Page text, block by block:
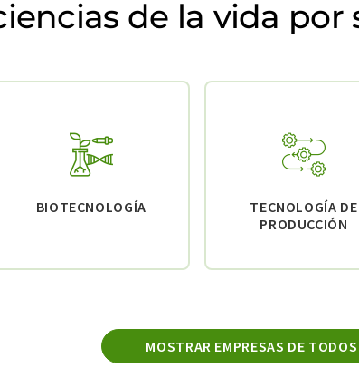
de la vida por
BIOTECNOLOGÍA
TECNOLOGÍA DE
PRODUCCIÓN
MOSTRAR EMPRESAS DE